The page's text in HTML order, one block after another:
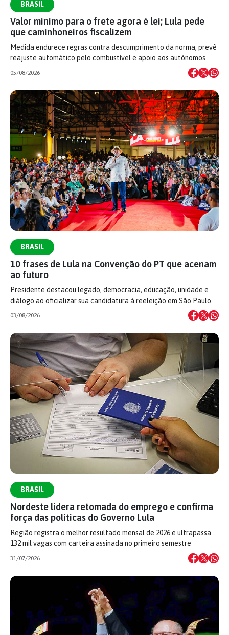
BRASIL
Valor mínimo para o frete agora é lei; Lula pede
que caminhoneiros fiscalizem
Medida endurece regras contra descumprimento da norma, prevê
reajuste automático pelo combustível e apoio aos autônomos
05/08/2026
BRASIL
10 frases de Lula na Convenção do PT que acenam
ao futuro
Presidente destacou legado, democracia, educação, unidade e
diálogo ao oficializar sua candidatura à reeleição em São Paulo
03/08/2026
BRASIL
Nordeste lidera retomada do emprego e confirma
força das políticas do Governo Lula
Região registra o melhor resultado mensal de 2026 e ultrapassa
132 mil vagas com carteira assinada no primeiro semestre
31/07/2026